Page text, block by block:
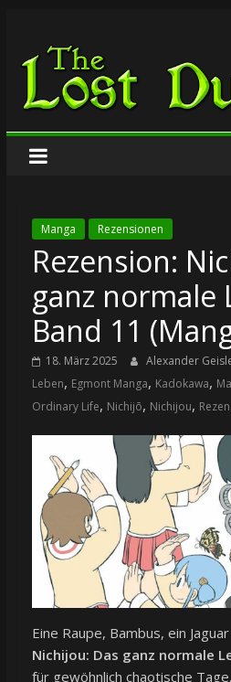
springen
The
Lost
Dungeon
Manga Rezensionen
Rezension:
ganz normale
Band 11
18. März 2025 Alexander
Leben, Egmont Manga, Kadokawa,
Ordinary Life, Nichijō, Nichijou,
Eine Raupe, Bambus, ein
Nichijou: Das ganz normale
für gewöhnlich chaotische Tage.